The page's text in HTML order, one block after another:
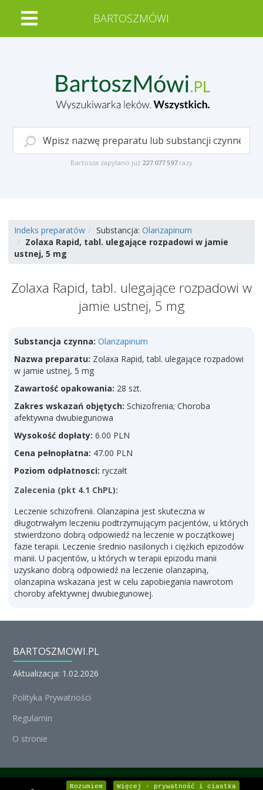
BARTOSZMÓWI
Bartosza zapytano już 227 077 597 razy
Indeks preparatów Substancja: Olanzapinum
Zolaxa Rapid, tabl. ulegające rozpadowi w jamie
ustnej, 5 mg
Zolaxa Rapid, tabl. ulegające rozpadowi w
jamie ustnej, 5 mg
Substancja czynna: Olanzapinum
Nazwa preparatu: Zolaxa Rapid, tabl. ulegające rozpadowi
w jamie ustnej, 5 mg
Zawartość opakowania: 28 szt.
Zakres wskazań objętych: Schizofrenia; Choroba
afektywna dwubiegunowa
Wysokość dopłaty: 6.00 PLN
Cena pełnopłatna: 47.00 PLN
Poziom odpłatnosci: ryczałt
Zalecenia (pkt 4.1 ChPL):
Leczenie schizofrenii. Olanzapina jest skuteczna w
długotrwałym leczeniu podtrzymującym pacjentów, u których
stwierdzono dobrą odpowiedź na leczenie w początkowej
fazie terapii. Leczenie średnio nasilonych i ciężkich epizodów
manii. U pacjentów, u których w terapii epizodu manii
uzyskano dobrą odpowiedź na leczenie olanzapiną,
olanzapina wskazana jest w celu zapobiegania nawrotom
choroby afektywnej dwubiegunowej.
BARTOSZMOWI.PL
Aktualizacja: 1.02.2026
Polityka Prywatności
Regulamin
O stronie
© Michał Nedoszytko 2026, Wszystkie prawa zastrzeżone.
Rozumiem Więcej - prywatność i ciastka